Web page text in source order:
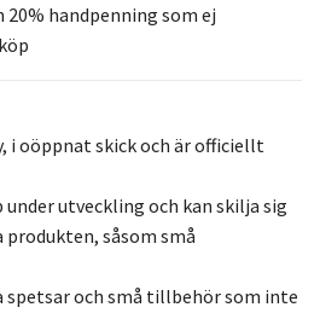
handpenning som ej
i oöppnat skick och är officiellt
utveckling och kan skilja sig
såsom små
spetsar och små tillbehör som inte